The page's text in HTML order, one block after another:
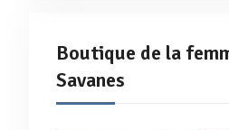
Boutique de la
Savanes